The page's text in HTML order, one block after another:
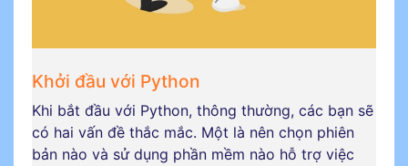
Khởi đầu với Python
Khi bắt đầu với Python, thông thường, các bạn sẽ
có hai vấn đề thắc mắc. Một là nên chọn phiên
bản nào và sử dụng phần mềm nào hỗ trợ việc